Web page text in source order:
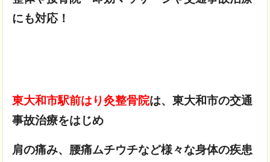
にも対応！
東大和市駅前はり灸整骨院は、東大和市の交通
事故治療をはじめ
肩の痛み、 腰痛ムチウチなど様々な身体の疾患